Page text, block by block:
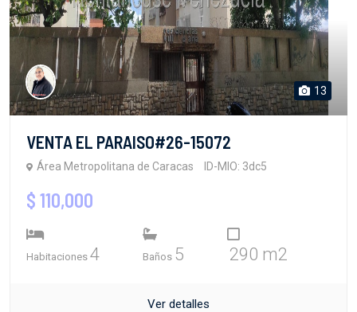
13
VENTA EL PARAISO#26-15072
Área Metropolitana de Caracas ID-MIO: 3dc5
$ 110,000
Habitaciones 4 Baños 5 290 m2
Ver detalles